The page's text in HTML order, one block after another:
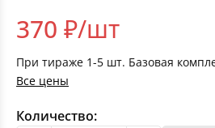
370 ₽/шт
При тираже 1-5 шт. Базовая
Все цены
Количество: